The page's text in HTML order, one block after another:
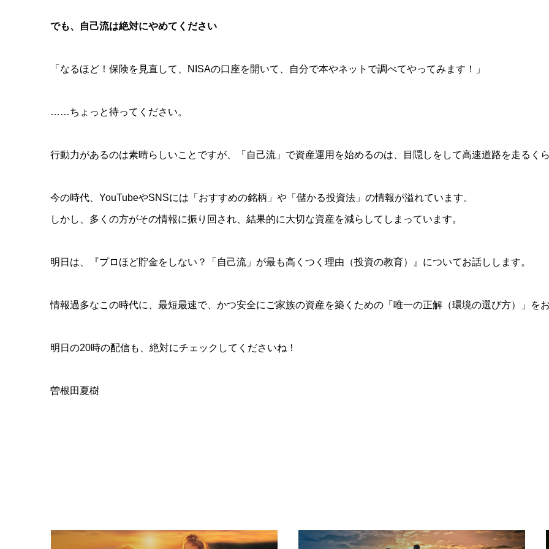
でも、自己流は絶対にやめてください
「なるほど！保険を見直して、NISAの口座を開いて、自分で本やネットで調べてやってみます！」
……ちょっと待ってください。
行動力があるのは素晴らしいことですが、「自己流」で資産運用を始めるのは、目隠しをして高速道路を走るくら
今の時代、YouTubeやSNSには「おすすめの銘柄」や「儲かる投資法」の情報が溢れています。
しかし、多くの方がその情報に振り回され、結果的に大切な資産を減らしてしまっています。
明日は、『プロほど貯金をしない？「自己流」が最も高くつく理由（投資の教育）』についてお話しします。
情報過多なこの時代に、最短最速で、かつ安全にご家族の資産を築くための「唯一の正解（環境の選び方）」をお
明日の20時の配信も、絶対にチェックしてくださいね！
曽根田夏樹